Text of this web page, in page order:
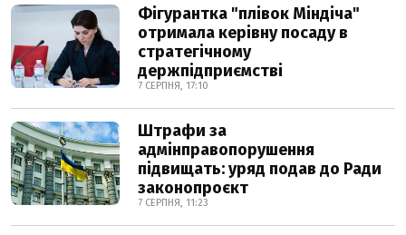
Фігурантка "плівок Міндіча"
отримала керівну посаду в
стратегічному
держпідприємстві
7 СЕРПНЯ, 17:10
Штрафи за
адмінправопорушення
підвищать: уряд подав до Ради
законопроєкт
7 СЕРПНЯ, 11:23